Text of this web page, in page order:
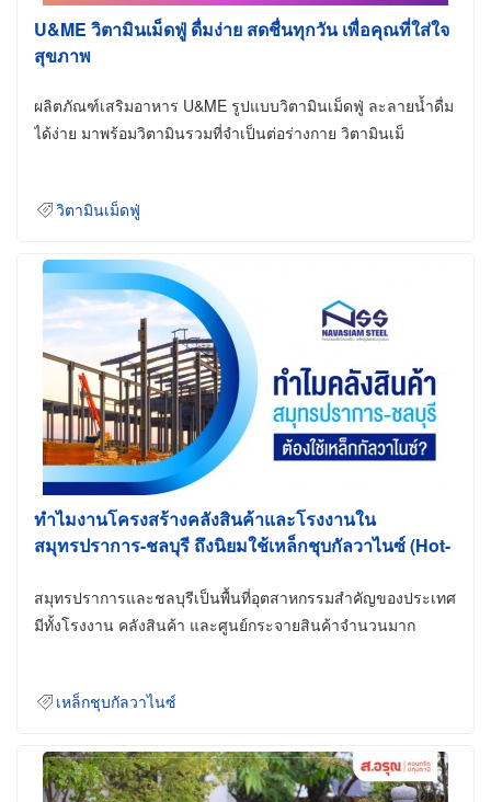
U&ME วิตามินเม็ดฟู่ ดื่มง่าย สดชื่นทุกวัน เพื่อคุณที่ใส่ใจ
สุขภาพ
ผลิตภัณฑ์เสริมอาหาร U&ME รูปแบบวิตามินเม็ดฟู่ ละลายน้ำดื่ม
ได้ง่าย มาพร้อมวิตามินรวมที่จำเป็นต่อร่างกาย วิตามินเม็
วิตามินเม็ดฟู่
ทำไมงานโครงสร้างคลังสินค้าและโรงงานใน
สมุทรปราการ-ชลบุรี ถึงนิยมใช้เหล็กชุบกัลวาไนซ์ (Hot-
สมุทรปราการและชลบุรีเป็นพื้นที่อุตสาหกรรมสำคัญของประเทศ
มีทั้งโรงงาน คลังสินค้า และศูนย์กระจายสินค้าจำนวนมาก
เหล็กชุบกัลวาไนซ์